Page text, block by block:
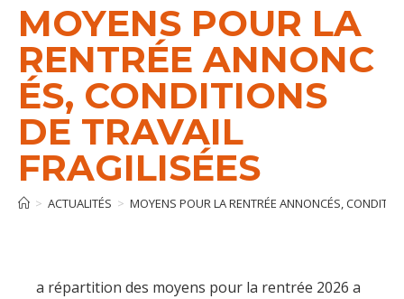
MOYENS POUR LA
RENTRÉE ANNONC
ÉS, CONDITIONS
DE TRAVAIL
FRAGILISÉES
> ACTUALITÉS > MOYENS POUR LA RENTRÉE ANNONCÉS,
a répartition des moyens pour la rentrée 2026 a